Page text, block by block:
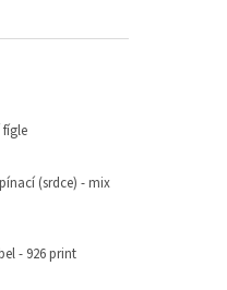
(srdce) - mix
- 926 print